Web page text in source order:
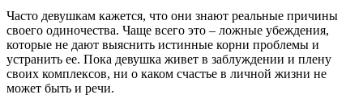
Часто девушкам кажется, что они знают реальные причины
своего одиночества. Чаще всего это – ложные убеждения,
которые не дают выяснить истинные корни проблемы и
устранить ее. Пока девушка живет в заблуждении и плену
своих комплексов, ни о каком счастье в личной жизни не
может быть и речи.